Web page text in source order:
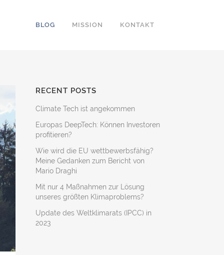
BLOG MISSION KONTAKT
RECENT POSTS
Climate Tech ist angekommen
Europas DeepTech: Können Investoren
profitieren?
Wie wird die EU wettbewerbsfähig?
Meine Gedanken zum Bericht von
Mario Draghi
Mit nur 4 Maßnahmen zur Lösung
unseres größten Klimaproblems?
Update des Weltklimarats (IPCC) in
2023